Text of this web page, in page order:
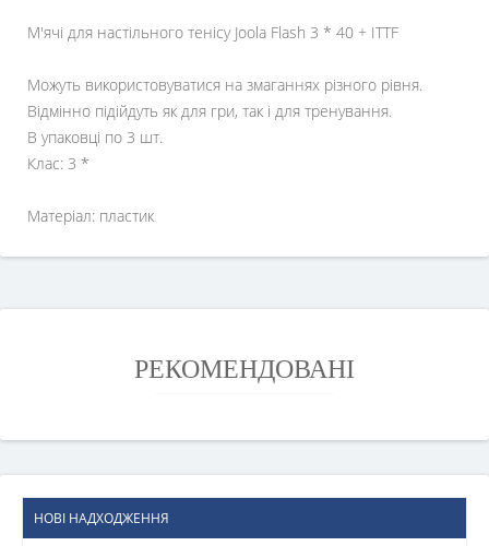
М'ячі для настільного тенісу Joola Flash 3 * 40 + ITTF
Можуть використовуватися на змаганнях різного рівня.
Відмінно підійдуть як для гри, так і для тренування.
В упаковці по 3 шт.
Клас: 3 *
Матеріал: пластик
РЕКОМЕНДОВАНІ
НОВІ НАДХОДЖЕННЯ